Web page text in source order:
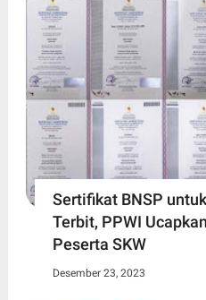
Sertifikat BNSP
Terbit, PPWI
Peserta SKW
Desember 23, 2023